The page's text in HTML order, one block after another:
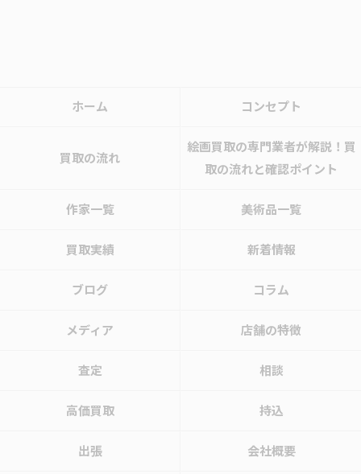
ホーム コンセプト
買取の流れ
絵画買取の専門業者が解説！買
取の流れと確認ポイント
作家一覧 美術品一覧
買取実績 新着情報
ブログ コラム
メディア 店舗の特徴
査定 相談
高価買取 持込
出張 会社概要